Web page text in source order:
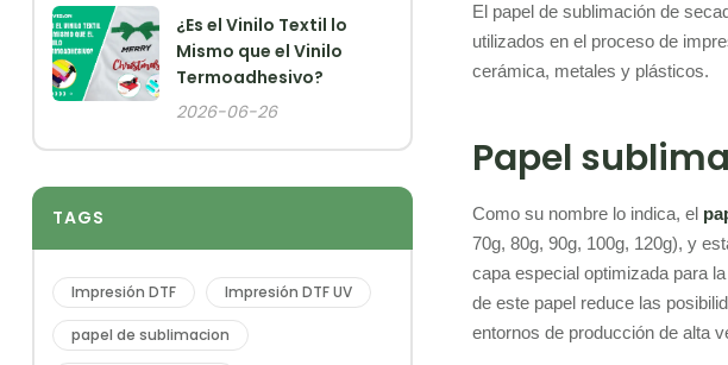
El papel de sublimación de
utilizados en el proceso de
cerámica, metales y plásticos.
Papel
Como su nombre lo indica, el
70g, 80g, 90g, 100g, 120g), y
capa especial optimizada para
de este papel reduce las
entornos de producción de alta
¿Es el Vinilo Textil lo
Mismo que el Vinilo
Termoadhesivo?
2026-06-26
TAGS
Impresión DTF Impresión DTF UV
papel de sublimacion